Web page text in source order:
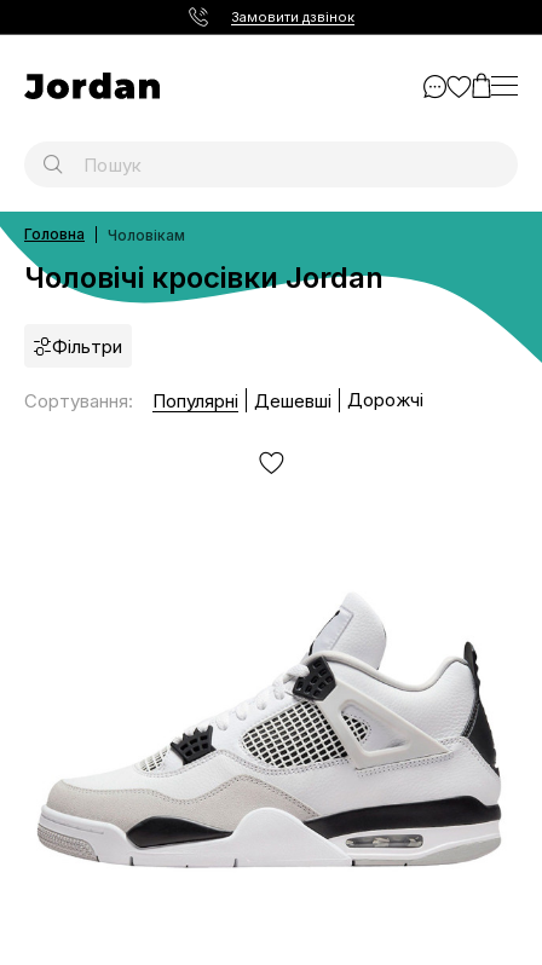
Замовити дзвінок
Головна Чоловікам
Чоловічі кросівки Jordan
Фільтри
Сортування: Популярні Дешевші Дорожчі